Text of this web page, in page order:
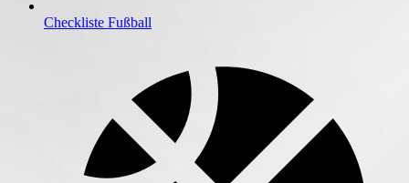
Checkliste Fußball